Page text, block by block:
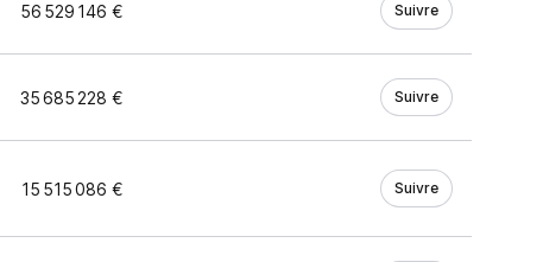
56 529 146 € Suivre
35 685 228 € Suivre
15 515 086 € Suivre